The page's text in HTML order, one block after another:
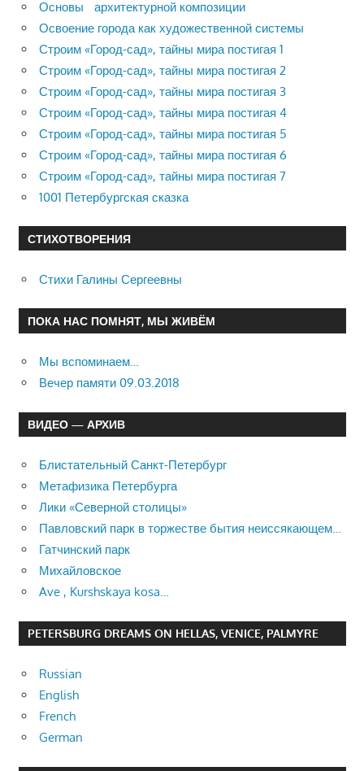
Основы архитектурной композиции
Освоение города как художественной системы
Строим «Город-сад», тайны мира постигая 1
Строим «Город-сад», тайны мира постигая 2
Строим «Город-сад», тайны мира постигая 3
Строим «Город-сад», тайны мира постигая 4
Строим «Город-сад», тайны мира постигая 5
Строим «Город-сад», тайны мира постигая 6
Строим «Город-сад», тайны мира постигая 7
1001 Петербургская сказка
СТИХОТВОРЕНИЯ
Стихи Галины Сергеевны
ПОКА НАС ПОМНЯТ, МЫ ЖИВЁМ
Мы вспоминаем…
Вечер памяти 09.03.2018
ВИДЕО — АРХИВ
Блистательный Санкт-Петербург
Метафизика Петербурга
Лики «Северной столицы»
Павловский парк в торжестве бытия неиссякающем…
Гатчинский парк
Михайловское
Ave , Kurshskaya kosa…
PETERSBURG DREAMS ON HELLAS, VENICE, PALMYRE
Russian
English
French
German